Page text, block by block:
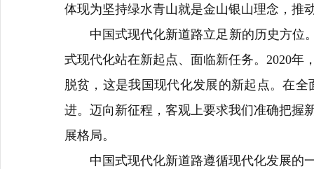
体现为坚持绿水青山就是金山银山理念，推
中国式现代化新道路立足新的历史方位
式现代化站在新起点、面临新任务。2020年
脱贫，这是我国现代化发展的新起点。在
进。迈向新征程，客观上要求我们准确把握
展格局。
中国式现代化新道路遵循现代化发展的